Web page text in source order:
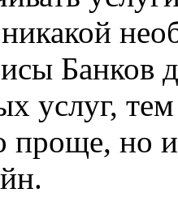
Банков
услуг, тем
проще, но